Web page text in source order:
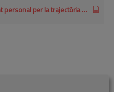
Cristóbal Colón | Reconeixement personal per la trajectòria en RSE 2018